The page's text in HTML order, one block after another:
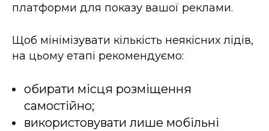
платформи для показу вашої реклами.
Щоб мінімізувати кількість неякісних лідів,
на цьому етапі рекомендуємо:
обирати місця розміщення
самостійно;
використовувати лише мобільні